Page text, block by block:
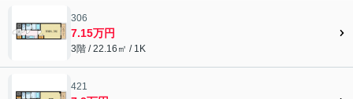
306
7.15万円
3階 / 22.16㎡ / 1K
421